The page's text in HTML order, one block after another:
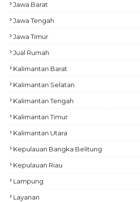
Jawa Barat
Jawa Tengah
Jawa Timur
Jual Rumah
Kalimantan Barat
Kalimantan Selatan
Kalimantan Tengah
Kalimantan Timur
Kalimantan Utara
Kepulauan Bangka Belitung
Kepulauan Riau
Lampung
Layanan